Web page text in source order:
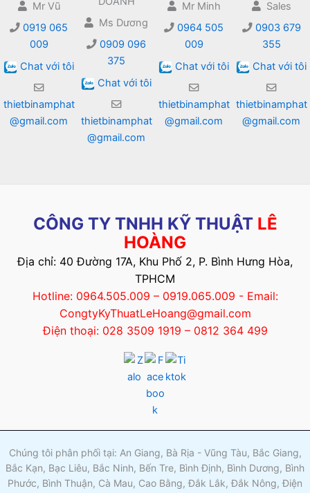
Mr Vũ
0919 065
009
Chat với tôi
thietbinamphat
@gmail.com
Ms Dương
0909 096
375
Chat với tôi
thietbinamphat
@gmail.com
Mr Minh
0964 505
009
Chat với tôi
thietbinamphat
@gmail.com
Sales
0903 679
355
Chat với tôi
thietbinamphat
@gmail.com
CÔNG TY TNHH KỸ THUẬT LÊ
HOÀNG
Địa chỉ: 40 Đường 17A, Khu Phố 2, P. Bình Hưng Hòa,
TPHCM
Hotline: 0964.505.009 – 0919.065.009 - Email:
CongtyKyThuatLeHoang@gmail.com
Điện thoại: 028 3509 1919 – 0812 364 499
Chúng tôi phân phối tại: An Giang, Bà Rịa - Vũng Tàu, Bắc Giang,
Bắc Kạn, Bạc Liêu, Bắc Ninh, Bến Tre, Bình Định, Bình Dương, Bình
Phước, Bình Thuận, Cà Mau, Cao Bằng, Đắk Lắk, Đắk Nông, Điện